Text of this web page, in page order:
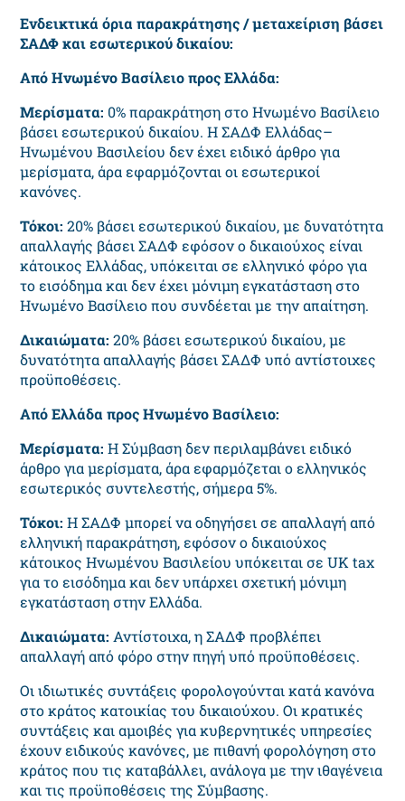
Ενδεικτικά όρια παρακράτησης / μεταχείριση βάσει
ΣΑΔΦ και εσωτερικού δικαίου:
Από Ηνωμένο Βασίλειο προς Ελλάδα:
Μερίσματα: 0% παρακράτηση στο Ηνωμένο Βασίλειο
βάσει εσωτερικού δικαίου. Η ΣΑΔΦ Ελλάδας–
Ηνωμένου Βασιλείου δεν έχει ειδικό άρθρο για
μερίσματα, άρα εφαρμόζονται οι εσωτερικοί
κανόνες.
Τόκοι: 20% βάσει εσωτερικού δικαίου, με δυνατότητα
απαλλαγής βάσει ΣΑΔΦ εφόσον ο δικαιούχος είναι
κάτοικος Ελλάδας, υπόκειται σε ελληνικό φόρο για
το εισόδημα και δεν έχει μόνιμη εγκατάσταση στο
Ηνωμένο Βασίλειο που συνδέεται με την απαίτηση.
Δικαιώματα: 20% βάσει εσωτερικού δικαίου, με
δυνατότητα απαλλαγής βάσει ΣΑΔΦ υπό αντίστοιχες
προϋποθέσεις.
Από Ελλάδα προς Ηνωμένο Βασίλειο:
Μερίσματα: Η Σύμβαση δεν περιλαμβάνει ειδικό
άρθρο για μερίσματα, άρα εφαρμόζεται ο ελληνικός
εσωτερικός συντελεστής, σήμερα 5%.
Τόκοι: Η ΣΑΔΦ μπορεί να οδηγήσει σε απαλλαγή από
ελληνική παρακράτηση, εφόσον ο δικαιούχος
κάτοικος Ηνωμένου Βασιλείου υπόκειται σε UK tax
για το εισόδημα και δεν υπάρχει σχετική μόνιμη
εγκατάσταση στην Ελλάδα.
Δικαιώματα: Αντίστοιχα, η ΣΑΔΦ προβλέπει
απαλλαγή από φόρο στην πηγή υπό προϋποθέσεις.
Οι ιδιωτικές συντάξεις φορολογούνται κατά κανόνα
στο κράτος κατοικίας του δικαιούχου. Οι κρατικές
συντάξεις και αμοιβές για κυβερνητικές υπηρεσίες
έχουν ειδικούς κανόνες, με πιθανή φορολόγηση στο
κράτος που τις καταβάλλει, ανάλογα με την ιθαγένεια
και τις προϋποθέσεις της Σύμβασης.